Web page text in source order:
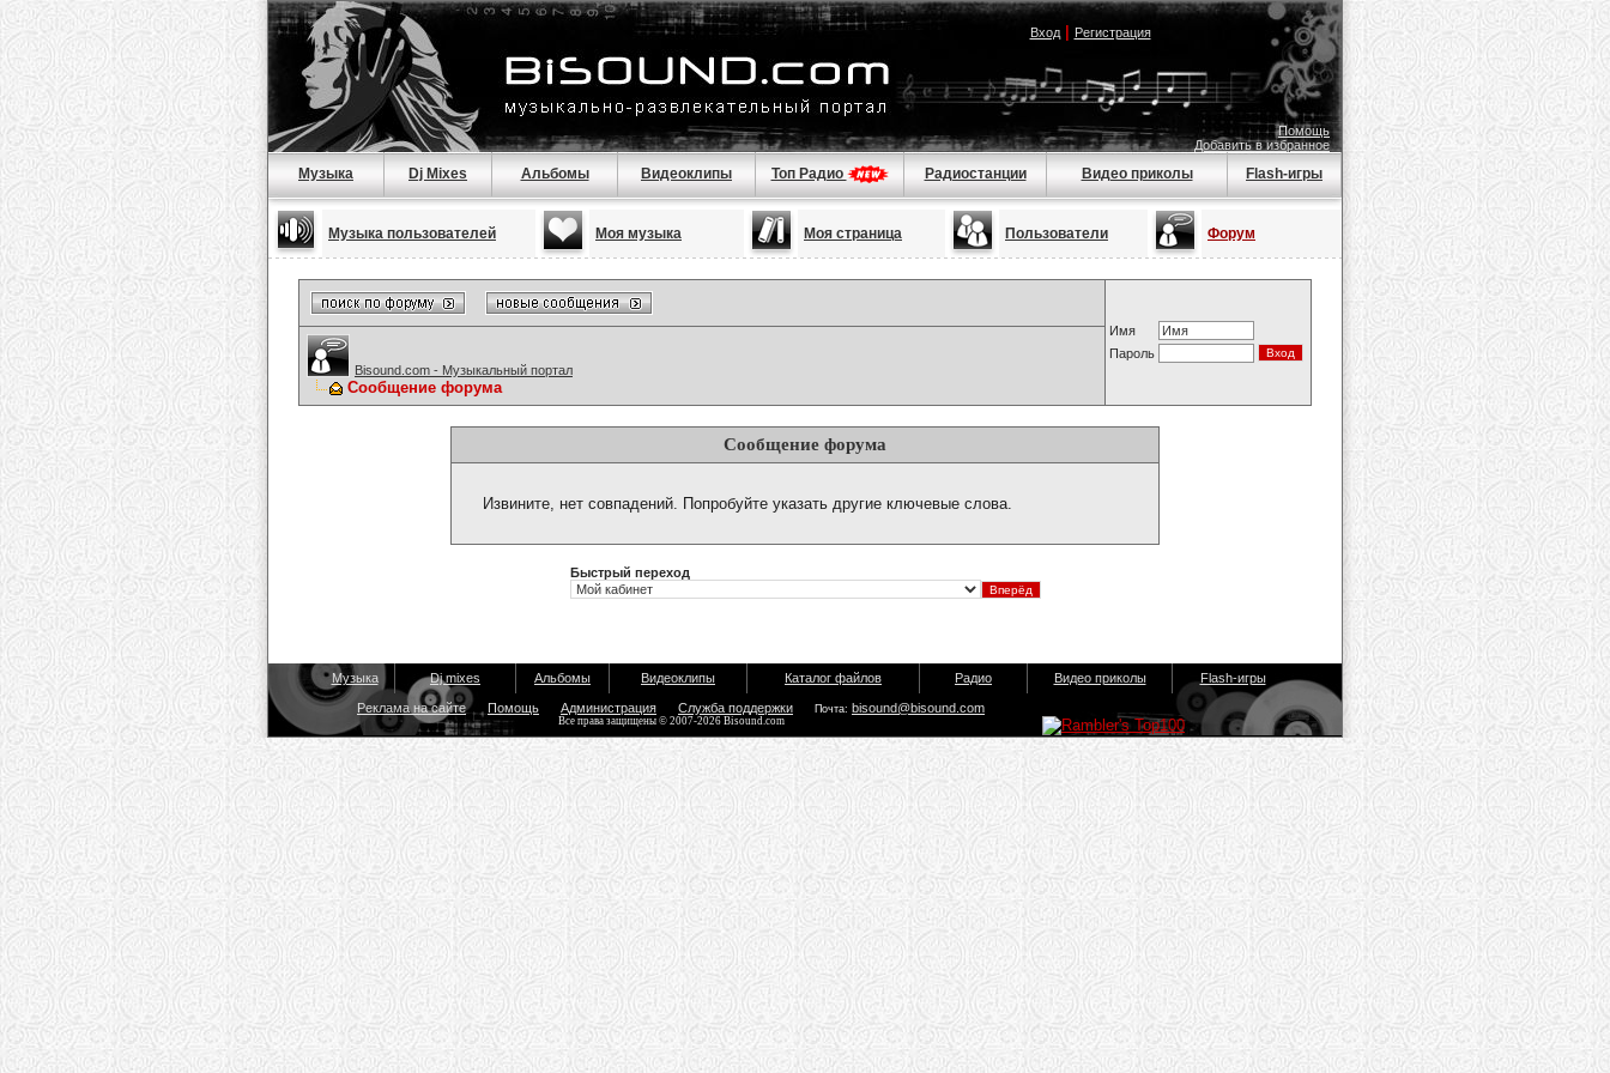
Вход| Регистрация
Помощь
Добавить в избранное
Музыка Dj Mixes Альбомы Видеоклипы Топ Радио Радиостанции Видео приколы Flash-игры
Музыка пользователей Моя музыка Моя страница Пользователи Форум
Имя
Пароль
Bisound.com - Музыкальный портал
Сообщение форума
Сообщение форума
Извините, нет совпадений. Попробуйте указать другие ключевые слова.
Быстрый переход
Музыка Dj mixes Альбомы Видеоклипы Каталог файлов Радио Видео приколы Flash-игры
Реклама на сайте Помощь Администрация Служба поддержки Почта: bisound@bisound.com
Все права защищены © 2007-2026 Bisound.com